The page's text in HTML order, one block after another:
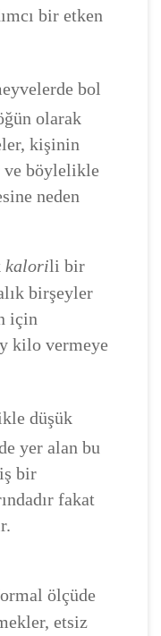
bir etken
bol
olarak
kişinin
ve böylelikle
neden
kalorili bir
birşeyler
için
kilo vermeye
düşük
yer alan bu
bir
fakat
ölçüde
etsiz